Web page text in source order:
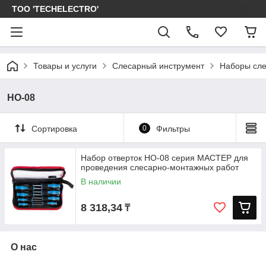
ТОО 'TECHELECTRO'
Товары и услуги Слесарный инструмент Наборы
НО-08
Сортировка 0 Фильтры
Набор отверток НО-08 серия МАСТЕР для
проведения слесарно-монтажных работ
В наличии
8 318,34 ₸
О нас